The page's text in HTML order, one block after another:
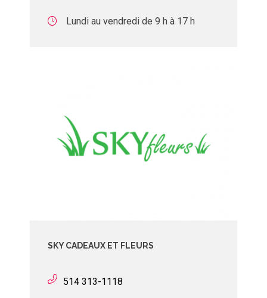
Lundi au vendredi de 9 h à 17 h
SKY CADEAUX ET FLEURS
514 313-1118